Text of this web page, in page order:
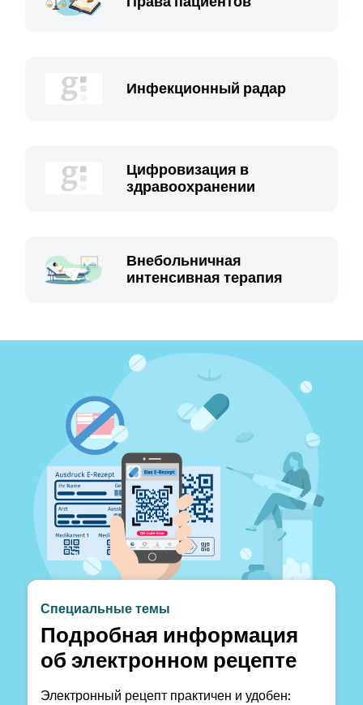
Инфекционный радар
Цифровизация в
здравоохранении
Внебольничная
интенсивная терапия
Специальные темы
Подробная информация
об электронном рецепте
Электронный рецепт практичен и удобен: